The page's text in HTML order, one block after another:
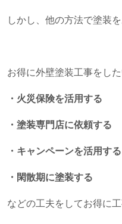
しかし、他の方法で塗装
お得に外壁塗装工事をした
・火災保険を活用する
・塗装専門店に依頼する
・キャンペーンを活用する
・閑散期に塗装する
などの工夫をしてお得に